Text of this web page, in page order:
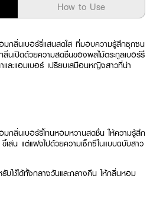
How to Use
มกลิ่นเบอร์รี่แสนสดใส ที่มอบความรู้สึกซุกซน
ลิ่นเปิดด้วยความสดชื่นของผลไม้ตระกูลเบอร์รี่
ละแอมเบอร์ เปรียบเสมือนหญิงสาวที่น่า
มกลิ่นเบอร์รี่โทนหอมหวานสดชื่น ให้ความรู้สึก
เล่น แต่แฝงไปด้วยความเซ็กซี่ในแบบฉบับสาว
บใช้ได้ทั้งกลางวันและกลางคืน ให้กลิ่นหอม